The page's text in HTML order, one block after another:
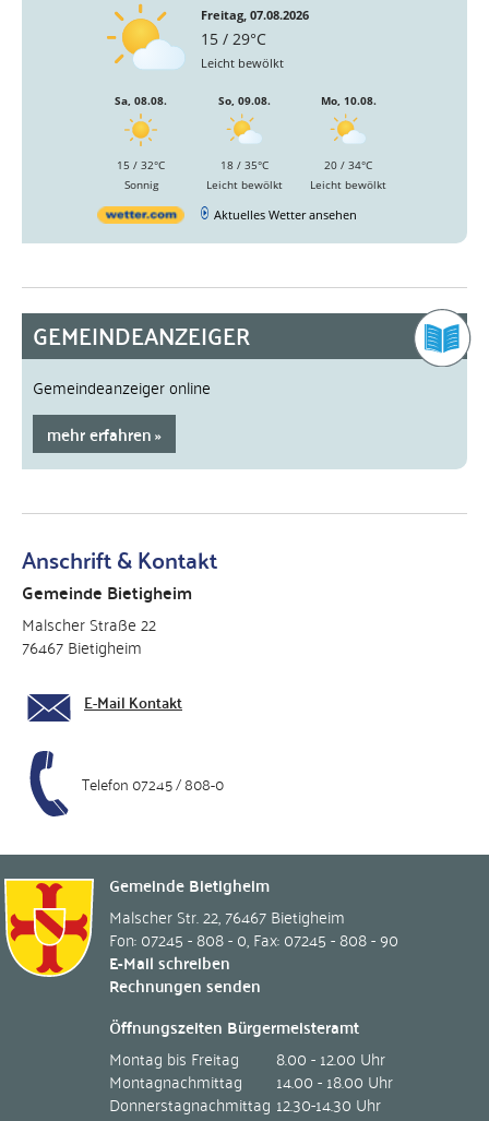
Freitag, 07.08.2026
15 / 29°C
Leicht bewölkt
Sa, 08.08.
15 / 32°C
Sonnig
So, 09.08.
18 / 35°C
Leicht bewölkt
Mo, 10.08.
20 / 34°C
Leicht bewölkt
Aktuelles Wetter ansehen
GEMEINDEANZEIGER
Gemeindeanzeiger online
mehr erfahren
Anschrift & Kontakt
Gemeinde Bietigheim
Malscher Straße 22
76467 Bietigheim
E-Mail Kontakt
Telefon 07245 / 808-0
Gemeinde Bietigheim
Malscher Str. 22,76467Bietigheim
Fon: 07245 - 808 - 0,Fax: 07245 - 808 - 90
E-Mail schreiben
Rechnungen senden
Öffnungszeiten Bürgermeisteramt
Montag bis Freitag
8.00 - 12.00 Uhr
Montagnachmittag
14.00 - 18.00 Uhr
Donnerstagnachmittag 12.30-14.30 Uhr